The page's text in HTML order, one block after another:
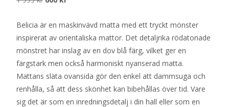
priset
var:
1
999 kr.
priset
är:
600 kr.
Belicia är en maskinvävd matta med ett tryckt mönster
inspirerat av orientaliska mattor. Det detaljrika rödatonade
mönstret har inslag av en dov blå färg, vilket ger en
färgstark men också harmoniskt nyanserad matta.
Mattans släta ovansida gör den enkel att dammsuga och
renhålla, så att dess skönhet kan bibehållas över tid. Vare
sig det är som en inredningsdetalj i din hall eller som en